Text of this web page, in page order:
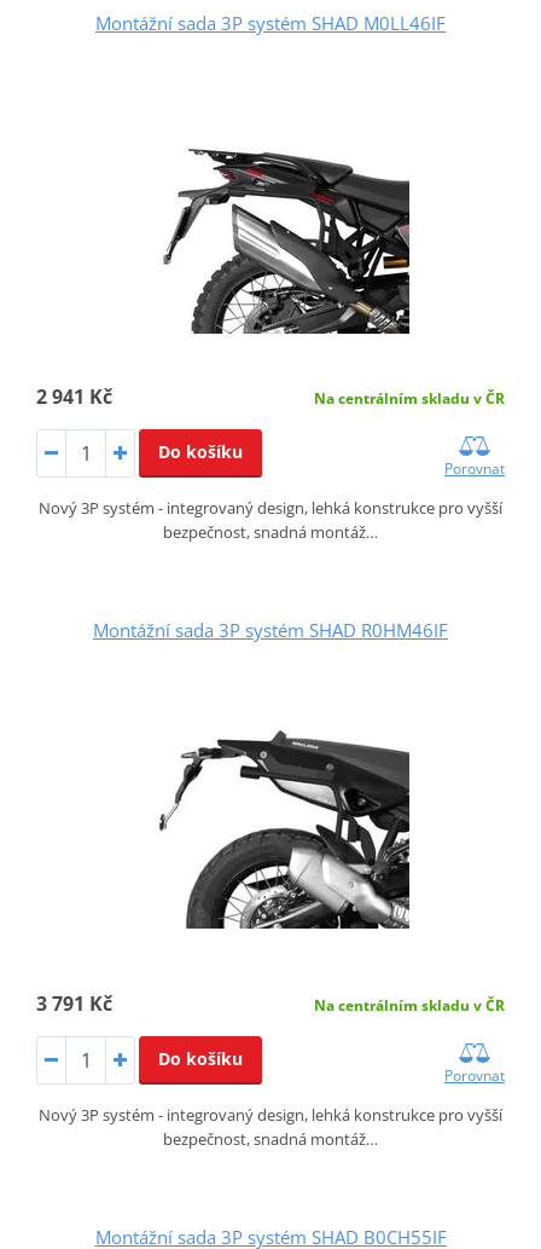
Montážní sada 3P systém SHAD M0LL46IF
2 941 Kč Na centrálním skladu v ČR
Do košíku
Porovnat
Nový 3P systém - integrovaný design, lehká konstrukce pro vyšší
bezpečnost, snadná montáž…
Montážní sada 3P systém SHAD R0HM46IF
3 791 Kč Na centrálním skladu v ČR
Do košíku
Porovnat
Nový 3P systém - integrovaný design, lehká konstrukce pro vyšší
bezpečnost, snadná montáž…
Montážní sada 3P systém SHAD B0CH55IF